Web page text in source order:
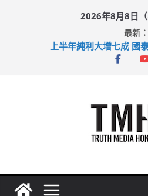
2026年8月8日（
最新：
上半年純利大增七成 國
拜仁熱身賽挫維拉